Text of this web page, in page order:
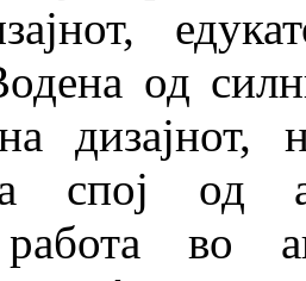
од
дизајнот,
спој од
во